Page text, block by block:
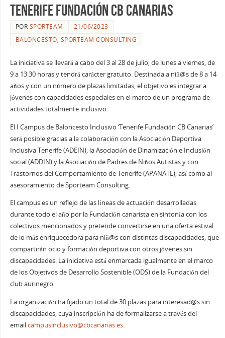
Tenerife Fundación CB Canarias
POR SPORTEAM
21/06/2023
BALONCESTO, SPORTEAM CONSULTING
La iniciativa se llevará a cabo del 3 al 28 de julio, de lunes a viernes, de
9 a 13:30 horas y tendrá carácter gratuito. Destinada a niñ@s de 8 a 14
años y con un número de plazas limitadas, el objetivo es integrar a
jóvenes con capacidades especiales en el marco de un programa de
actividades totalmente inclusivo.
El I Campus de Baloncesto Inclusivo ‘Tenerife Fundación CB Canarias’
será posible gracias a la colaboración con la Asociación Deportiva
Inclusiva Tenerife (ADEIN), la Asociación de Dinamización e Inclusión
social (ADDIN) y la Asociación de Padres de Niños Autistas y con
Trastornos del Comportamiento de Tenerife (APANATE); así como al
asesoramiento de Sporteam Consulting.
El campus es un reflejo de las líneas de actuación desarrolladas
durante todo el año por la Fundación canarista en sintonía con los
colectivos mencionados y pretende convertirse en una oferta estival
de lo más enriquecedora para niñ@s con distintas discapacidades, que
compartirán ocio y formación deportiva con otros jóvenes sin
discapacidades. La iniciativa está enmarcada igualmente en el marco
de los Objetivos de Desarrollo Sostenible (ODS) de la Fundación del
club aurinegro.
La organización ha fijado un total de 30 plazas para interesad@s sin
discapacidades, cuya inscripción ha de formalizarse a través del
emailcampusinclusivo@cbcanarias.es.